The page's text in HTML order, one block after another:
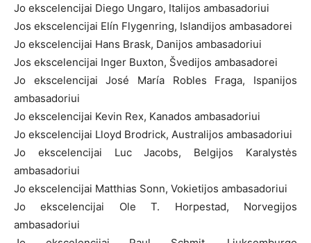
Jo ekscelencijai Diego Ungaro, Italijos ambasadoriui
Jos ekscelencijai Elín Flygenring, Islandijos ambasadorei
Jo ekscelencijai Hans Brask, Danijos ambasadoriui
Jos ekscelencijai Inger Buxton, Švedijos ambasadorei
Jo ekscelencijai José María Robles Fraga, Ispanijos
ambasadoriui
Jo ekscelencijai Kevin Rex, Kanados ambasadoriui
Jo ekscelencijai Lloyd Brodrick, Australijos ambasadoriui
Jo ekscelencijai Luc Jacobs, Belgijos Karalystės
ambasadoriui
Jo ekscelencijai Matthias Sonn, Vokietijos ambasadoriui
Jo ekscelencijai Ole T. Horpestad, Norvegijos
ambasadoriui